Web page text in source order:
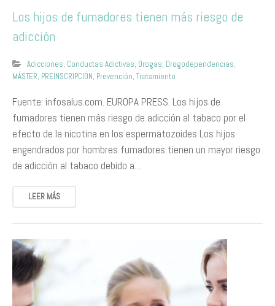
Los hijos de fumadores tienen más riesgo de
adicción
Adicciones, Conductas Adictivas, Drogas, Drogodependencias,
MÁSTER, PREINSCRIPCIÓN, Prevención, Tratamiento
Fuente: infosalus.com. EUROPA PRESS. Los hijos de
fumadores tienen más riesgo de adicción al tabaco por el
efecto de la nicotina en los espermatozoides Los hijos
engendrados por hombres fumadores tienen un mayor riesgo
de adicción al tabaco debido a…
LEER MÁS